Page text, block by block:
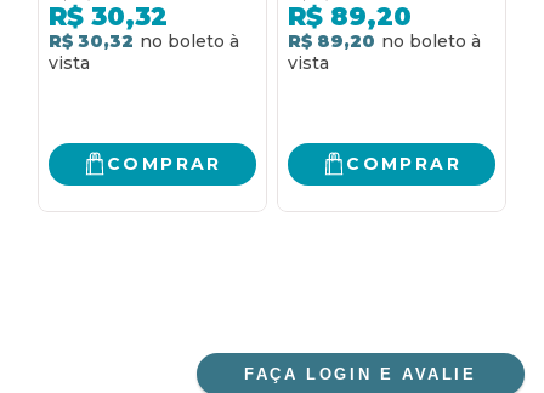
R$ 30,32
R$ 30,32
COMPRAR
R$ 89,20
R$ 89,20
COMPRAR
FAÇA LOGIN E AVALIE